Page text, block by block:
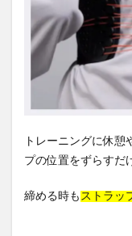
トレーニングに休
プの位置をずらすだ
締める時も ストラッ